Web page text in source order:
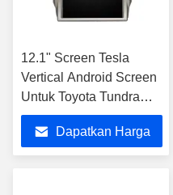
12.1" Screen Tesla
Vertical Android Screen
Untuk Toyota Tundra
2014-2020 Mobil
Multimedia Stereo GPS
Carplay Player
Dapatkan Harga